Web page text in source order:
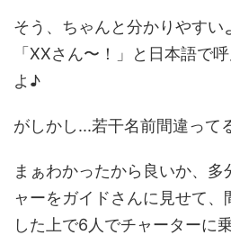
そう、ちゃんと分かりやすい
「XXさん〜！」と日本語で
よ♪
がしかし...若干名前間違って
まぁわかったから良いか、
ャーをガイドさんに見せて
した上で6人でチャーターに